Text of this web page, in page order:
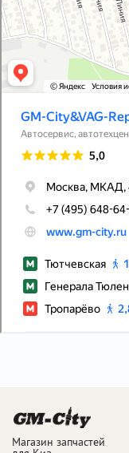
Магазин запчастей